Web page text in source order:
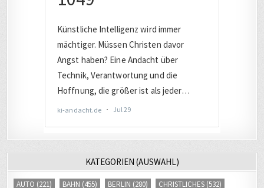
KATEGORIEN (AUSWAHL)
AUTO (221) BAHN (455) BERLIN (280) CHRISTLICHES (532)